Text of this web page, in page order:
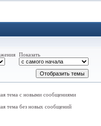
Показать
тема с новыми сообщениями
тема без новых сообщений